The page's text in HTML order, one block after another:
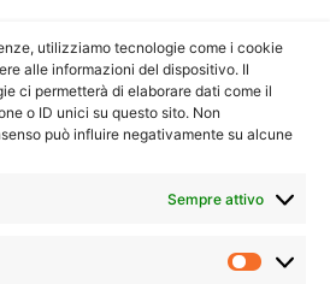
utilizziamo tecnologie come i cookie
alle informazioni del dispositivo. Il
ci permetterà di elaborare dati come il
o ID unici su questo sito. Non
può influire negativamente su alcune
Sempre attivo
Luoghi di Lavoro
e formazione 231